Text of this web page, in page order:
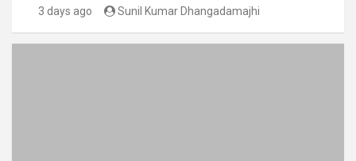
3 days ago Sunil Kumar Dhangadamajhi